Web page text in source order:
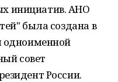
инициатив. АНО
была создана в
одноименной
совет
России.